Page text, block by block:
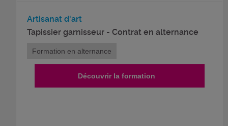
Artisanat d'art
Tapissier garnisseur - Contrat en alternance
Formation en alternance
Découvrir la formation